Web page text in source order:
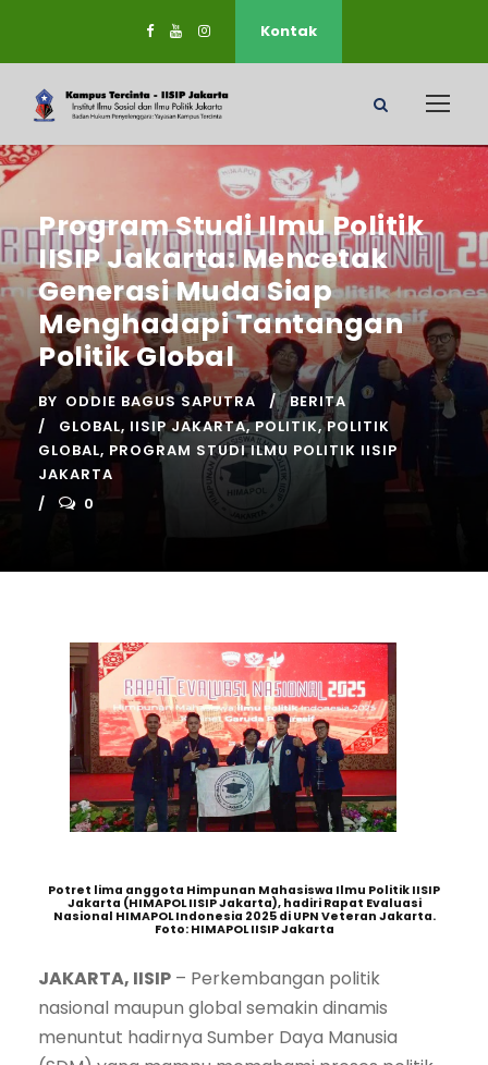
Kontak
Program Studi Ilmu Politik
IISIP Jakarta: Mencetak
Generasi Muda Siap
Menghadapi Tantangan
Politik Global
BY ODDIE BAGUS SAPUTRA
BERITA
GLOBAL, IISIP JAKARTA, POLITIK, POLITIK
GLOBAL, PROGRAM STUDI ILMU POLITIK IISIP
JAKARTA
0
Potret lima anggota Himpunan Mahasiswa Ilmu Politik IISIP
Jakarta (HIMAPOL IISIP Jakarta), hadiri Rapat Evaluasi
Nasional HIMAPOL Indonesia 2025 di UPN Veteran Jakarta.
Foto: HIMAPOL IISIP Jakarta
JAKARTA, IISIP – Perkembangan politik
nasional maupun global semakin dinamis
menuntut hadirnya Sumber Daya Manusia